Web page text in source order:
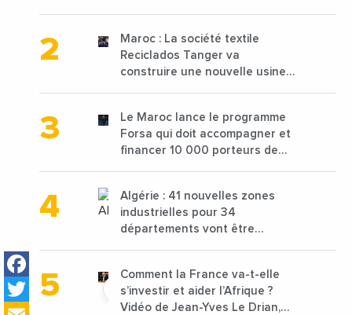
Facebook
Twitter
Maroc : La société textile
Reciclados Tanger va
construire une nouvelle usine
Le Maroc lance le programme
Forsa qui doit accompagner et
financer 10 000 porteurs de
Algérie : 41 nouvelles zones
industrielles pour 34
départements vont être
Comment la France va-t-elle
s’investir et aider l’Afrique ?
Vidéo de Jean-Yves Le Drian,